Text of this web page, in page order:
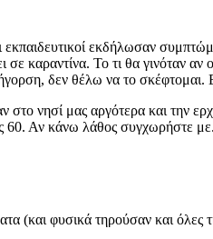
εκδήλωσαν
καραντίνα. Το τι θα γινόταν αν
δεν θέλω να το
νησί μας αργότερα και την
Αν κάνω λάθος συγχωρήστε με.
(και φυσικά τηρούσαν και όλες